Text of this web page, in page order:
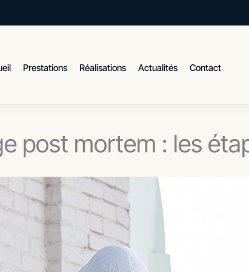
Prestations Réalisations Actualités Contact
post mortem : les